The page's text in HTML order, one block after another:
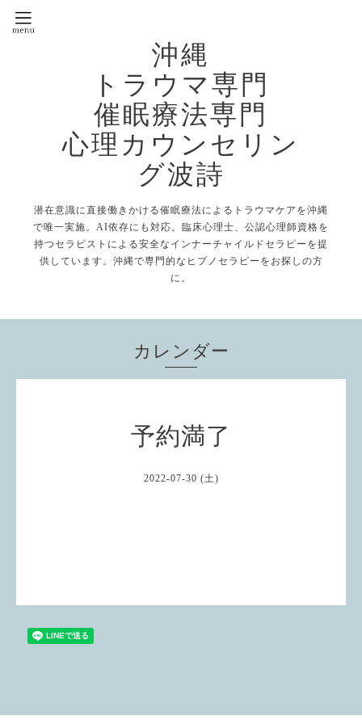
沖縄
トラウマ専門
催眠療法専門
心理カウンセリン
グ波詩
潜在意識に直接働きかける催眠療法によるトラウマケアを沖縄
で唯一実施。AI依存にも対応。臨床心理士、公認心理師資格を
持つセラピストによる安全なインナーチャイルドセラピーを提
供しています。沖縄で専門的なヒプノセラピーをお探しの方
に。
カレンダー
予約満了
2022-07-30 (土)